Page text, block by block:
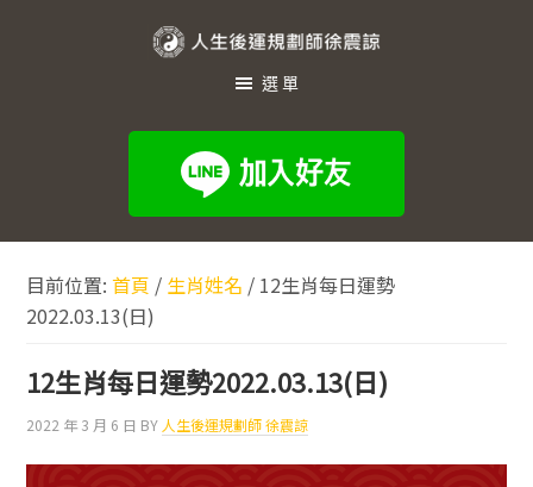
規
師
徐
震
諒
選單
目前位置:首頁 / 生肖姓名 / 12生肖每日運勢
2022.03.13(日)
12生肖每日運勢2022.03.13(日)
2022 年 3 月 6 日 BY 人生後運規劃師 徐震諒